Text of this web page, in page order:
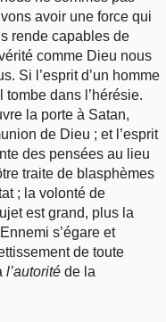
avoir une force qui
rende capables de
comme Dieu nous
Si l’esprit d’un homme
dans l’hérésie.
la porte à Satan,
de Dieu ; et l’esprit
des pensées au lieu
traite de blasphèmes
; la volonté de
est grand, plus la
s’égare et
de toute
l’autorité de la